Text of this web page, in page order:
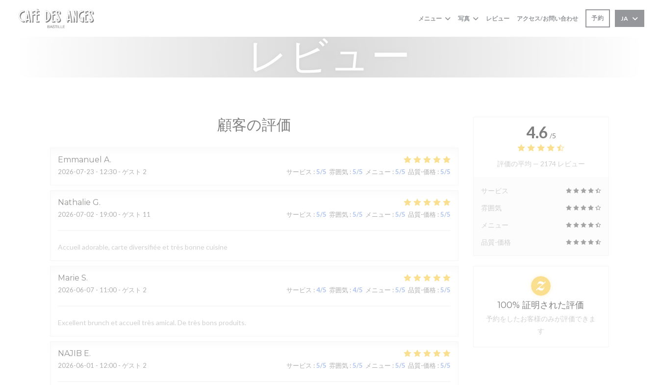
メニュー 写真 レビュー アクセス/お問い合わせ 予約 JA
レビュー
顧客の評価
Emmanuel A
2026-07-23 - 12:30 - ゲスト 2 サービス : 5/5 雰囲気: 5/5 メニュー : 5/5 品質-価格 : 5/5
Nathalie G
2026-07-02 - 19:00 - ゲスト 11 サービス : 5/5 雰囲気: 5/5 メニュー : 5/5 品質-価格 : 5/5
Accueil adorable, carte diversifiée et très bonne cuisine
Marie S
2026-06-07 - 11:00 - ゲスト 2 サービス : 4/5 雰囲気: 4/5 メニュー : 5/5 品質-価格 : 5/5
Excellent brunch et accueil très amical. De très bons produits.
NAJIB E
2026-06-01 - 12:00 - ゲスト 2 サービス : 5/5 雰囲気: 5/5 メニュー : 5/5 品質-価格 : 5/5
4.6 /5
評価の平均 — 2174 レビュー
サービス
雰囲気
メニュー
品質-価格
100% 証明された評価
予約をしたお客様のみが評価できま
す